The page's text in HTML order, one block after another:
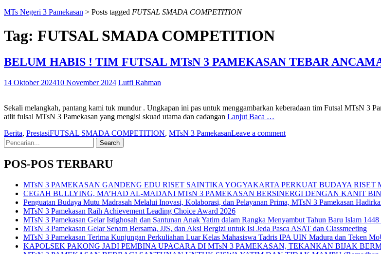
MTs Negeri 3 Pamekasan > Posts tagged FUTSAL SMADA COMPETITION
Tag: FUTSAL SMADA COMPETITION
BELUM HABIS ! TIM FUTSAL MTsN 3 PAMEKASAN TEBAR
14 Oktober 202410 November 2024 Lutfi Rahman
Sekali melangkah, pantang kami tuk mundur . Ungkapan ini pas untuk menggambarkan keberadaan tim Futsal MTsN 3
atlit fulsal MTsN 3 Pamekasan yang mengisi skuad utama dan cadangan Lanjut Baca …
Berita, PrestasiFUTSAL SMADA COMPETITION, MTsN 3 PamekasanLeave a comment
Search
for:
POS-POS TERBARU
MTsN 3 PAMEKASAN GANDENG EDU RISET SAINTIKA YOGYAKARTA PERKUAT BUDAYA RISET
CEGAH BULLYING, MA’HAD AL-MADANI MTsN 3 PAMEKASAN BERSINERGI DENGAN KANIT
Penguatan Budaya Mutu Madrasah Melalui Inovasi, Kolaborasi, dan Pelayanan Prima, MTsN 3 Pamekasan
MTsN 3 Pamekasan Raih Achievement Leading Choice Award 2026
MTsN 3 Pamekasan Gelar Istighosah dan Santunan Anak Yatim dalam Rangka Menyambut Tahun Baru Islam 1448
MTsN 3 Pamekasan Gelar Senam Bersama, JJS, dan Aksi Bergizi untuk Isi Jeda Pasca ASAT dan Classmeeting
MTsN 3 Pamekasan Terima Kunjungan Perkuliahan Luar Kelas Mahasiswa Tadris IPA UIN Madura dan Teken
KAPOLSEK PAKONG JADI PEMBINA UPACARA DI MTsN 3 PAMEKASAN, TEKANKAN BIJAK